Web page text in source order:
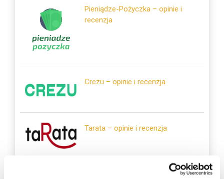
Pieniądze-Pożyczka – opinie i
recenzja
Crezu – opinie i recenzja
Tarata – opinie i recenzja